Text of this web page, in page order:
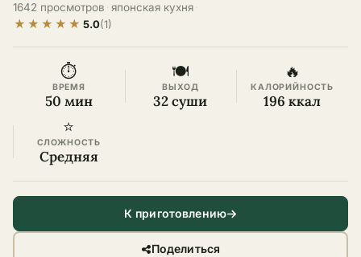
1642 просмотров японская кухня
★ ★ ★ ★ ★ 5.0(1)
⏱
ВРЕМЯ
50 мин
🍽
ВЫХОД
32 суши
🔥
КАЛОРИЙНОСТЬ
196 ккал
⭐
СЛОЖНОСТЬ
Средняя
К приготовлению
Поделиться